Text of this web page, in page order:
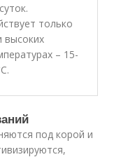
только
высоких
– 15-
под корой и